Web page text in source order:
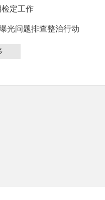
定工作
光问题排查整治行动